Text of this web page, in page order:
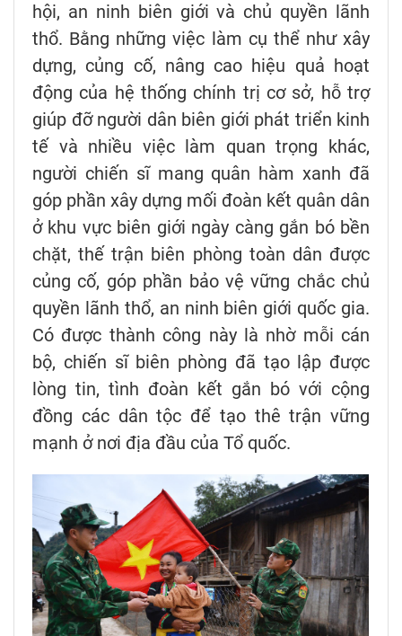
hội, an ninh biên giới và chủ quyền lãnh
thổ. Bằng những việc làm cụ thể như xây
dựng, củng cố, nâng cao hiệu quả hoạt
động của hệ thống chính trị cơ sở, hỗ trợ
giúp đỡ người dân biên giới phát triển kinh
tế và nhiều việc làm quan trọng khác,
người chiến sĩ mang quân hàm xanh đã
góp phần xây dựng mối đoàn kết quân dân
ở khu vực biên giới ngày càng gắn bó bền
chặt, thế trận biên phòng toàn dân được
củng cố, góp phần bảo vệ vững chắc chủ
quyền lãnh thổ, an ninh biên giới quốc gia.
Có được thành công này là nhờ mỗi cán
bộ, chiến sĩ biên phòng đã tạo lập được
lòng tin, tình đoàn kết gắn bó với cộng
đồng các dân tộc để tạo thê trận vững
mạnh ở nơi địa đầu của Tổ quốc.